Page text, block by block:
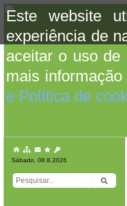
Este website
experiência de
aceitar o uso de
mais
e Política de
Sábado, 08.8.2026